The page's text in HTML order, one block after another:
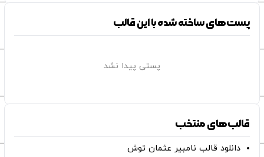
پست‌های ساخته شده با این قالب
پستی پیدا نشد
قالب‌های منتخب
دانلود قالب نامبیر عثمان ‌توش